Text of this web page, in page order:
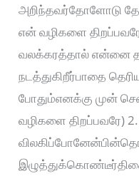
அறிந்தவர்தோளோடு
என் வழிகளை
வலக்கரத்தால் என்னை
நடத்துகிறீர்பாதை
போதும்எனக்கு முன்
வழிகளை திறப்பவரே)